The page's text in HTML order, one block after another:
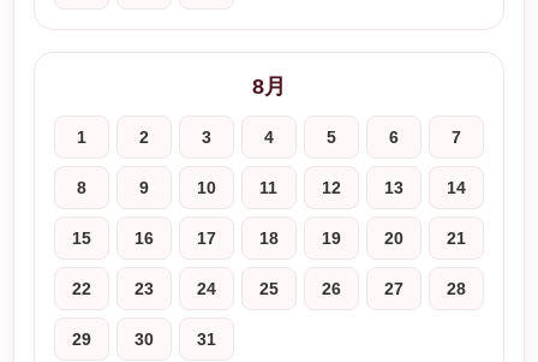
8月
1 2 3 4 5 6 7
8 9 10 11 12 13 14
15 16 17 18 19 20 21
22 23 24 25 26 27 28
29 30 31